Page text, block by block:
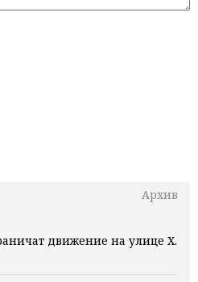
Архив
движение на улице Х.